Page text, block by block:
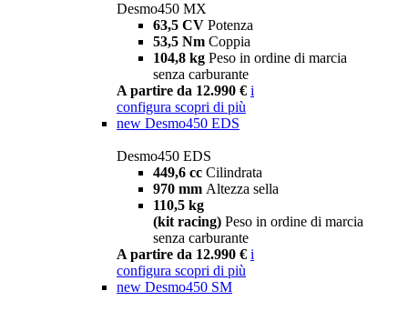
Desmo450 MX
63,5 CV Potenza
53,5 Nm Coppia
104,8 kg Peso in ordine di marcia
senza carburante
A partire da 12.990 € i
configura scopri di più
new Desmo450 EDS
Desmo450 EDS
449,6 cc Cilindrata
970 mm Altezza sella
110,5 kg
(kit racing) Peso in ordine di marcia
senza carburante
A partire da 12.990 € i
configura scopri di più
new Desmo450 SM